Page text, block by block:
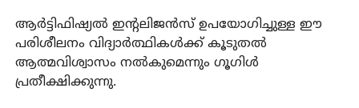
ആർട്ടിഫിഷ്യൽ ഇന്റലിജൻസ് ഉപയോഗിച്ചുള്ള ഈ
പരിശീലനം വിദ്യാർത്ഥികൾക്ക് കൂടുതൽ
ആത്മവിശ്വാസം നൽകുമെന്നും ഗൂഗിൾ
പ്രതീക്ഷിക്കുന്നു.